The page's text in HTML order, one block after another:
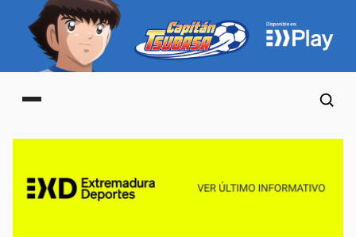
Main menu